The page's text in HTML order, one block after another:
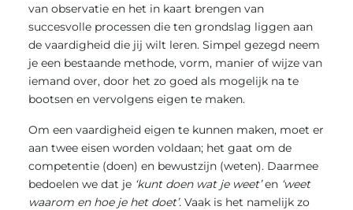
van observatie en het in kaart brengen van
succesvolle processen die ten grondslag liggen aan
de vaardigheid die jij wilt leren. Simpel gezegd neem
je een bestaande methode, vorm, manier of wijze van
iemand over, door het zo goed als mogelijk na te
bootsen en vervolgens eigen te maken.
Om een vaardigheid eigen te kunnen maken, moet er
aan twee eisen worden voldaan; het gaat om de
competentie (doen) en bewustzijn (weten). Daarmee
bedoelen we dat je ‘kunt doen wat je weet’en ‘weet
waarom en hoe je het doet’. Vaak is het namelijk zo